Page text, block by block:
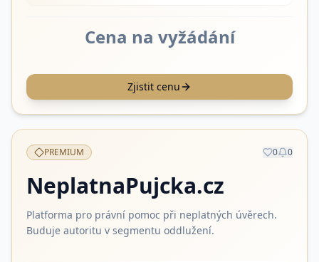
Cena na vyžádání
Zjistit cenu
PREMIUM 0 0
NeplatnaPujcka.cz
Platforma pro právní pomoc při neplatných úvěrech.
Buduje autoritu v segmentu oddlužení.